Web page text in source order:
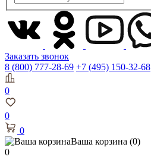
Заказать звонок
8 (800) 777-28-69 +7 (495) 150-32-68
0
0
0
Ваша корзина (0)
0